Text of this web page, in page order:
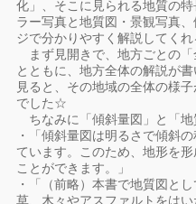
化」、そこに見られる地質の
ラー写真と地質図・景観写真
ジで分かりやすく解説してくれ
まず見開きで、地方ごとの「
とともに、地方全体の解説が
見ると、その地域の全体の様
でした☆
ちなみに「傾斜量図」と「
・「傾斜量図は明るさで傾斜
ています。このため、地形を
ことができます。」
・「（前略）本書で地質図と
草、木々やアスファルトをは